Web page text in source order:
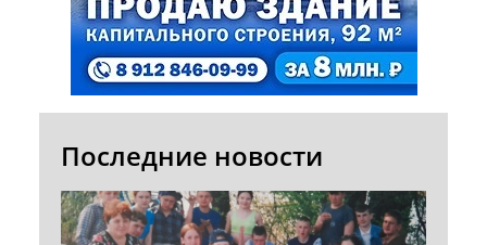
Последние новости